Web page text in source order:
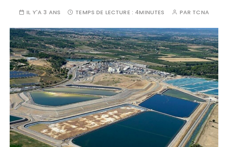
IL Y'A 3 ANS TEMPS DE LECTURE : 4MINUTES PAR TCNA